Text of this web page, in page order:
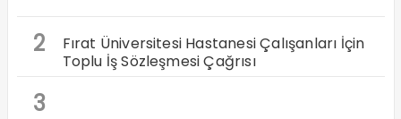
2
Fırat Üniversitesi Hastanesi Çalışanları İçin
Toplu İş Sözleşmesi Çağrısı
3